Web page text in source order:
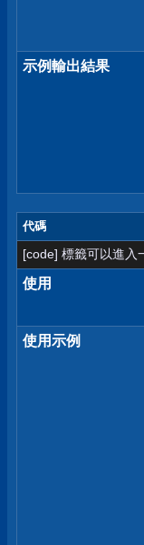
示例輸出結果
代碼
[code] 標籤可以進入
使用
使用示例